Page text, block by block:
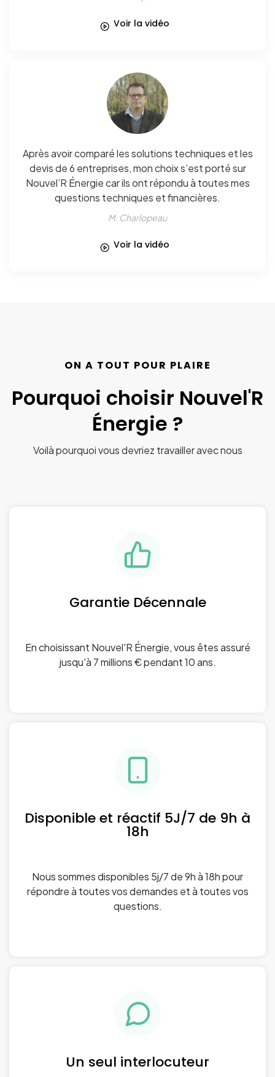
Voir la vidéo
Après avoir comparé les solutions techniques et les
devis de 6 entreprises, mon choix s’est porté sur
Nouvel’R Énergie car ils ont répondu à toutes mes
questions techniques et financières.
M. Charlopeau
Voir la vidéo
ON A TOUT POUR PLAIRE
Pourquoi choisir Nouvel'R
Énergie ?
Voilà pourquoi vous devriez travailler avec nous
Garantie Décennale
En choisissant Nouvel'R Énergie, vous êtes assuré
jusqu'à 7 millions € pendant 10 ans.
Disponible et réactif 5J/7 de 9h à
18h
Nous sommes disponibles 5j/7 de 9h à 18h pour
répondre à toutes vos demandes et à toutes vos
questions.
Un seul interlocuteur